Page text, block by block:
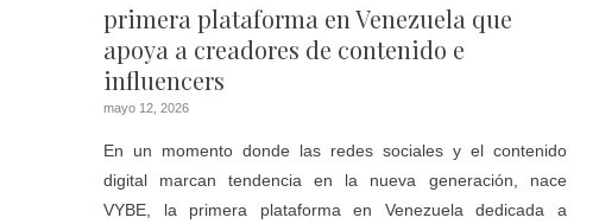
primera plataforma en Venezuela que
apoya a creadores de contenido e
influencers
mayo 12, 2026
En un momento donde las redes sociales y el contenido
digital marcan tendencia en la nueva generación, nace
VYBE, la primera plataforma en Venezuela dedicada a